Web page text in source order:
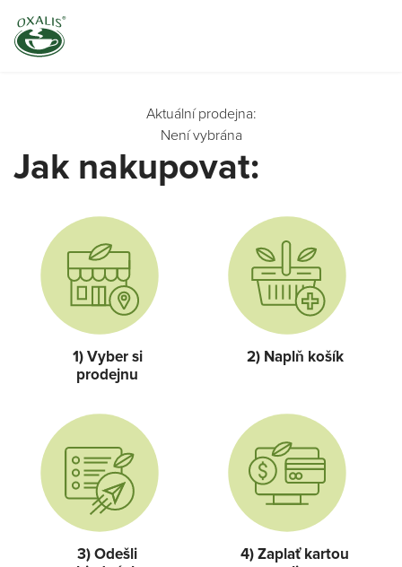
Aktuální prodejna:
Není vybrána
Jak nakupovat:
1) Vyber si
prodejnu
2) Naplň košík
3) Odešli
4) Zaplať kartou